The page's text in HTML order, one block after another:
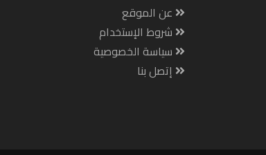
عن الموقع
شروط الإستخدام
سياسة الخصوصية
إتصل بنا